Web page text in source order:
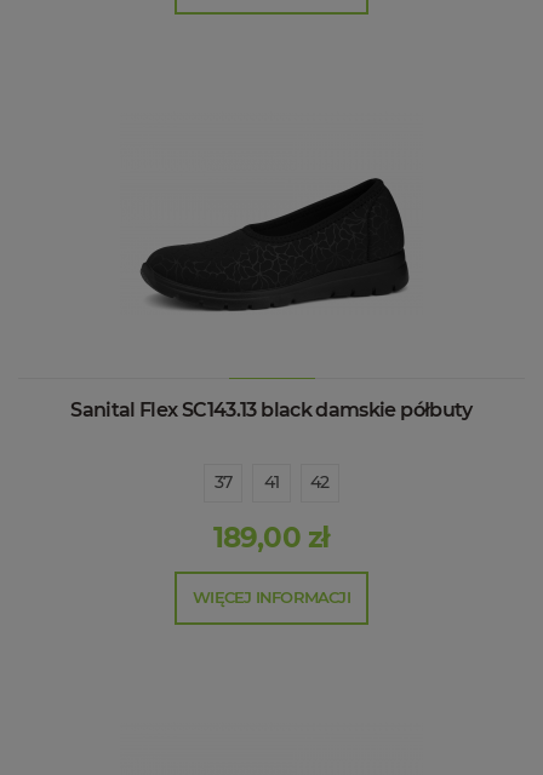
Sanital Flex SC143.13 black damskie półbuty
37 41 42
189,00 zł
WIĘCEJ INFORMACJI